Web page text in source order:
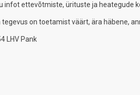
infot ettevõtmiste, ürituste ja heategude
tegevus on toetamist väärt, ära häbene,
LHV Pank